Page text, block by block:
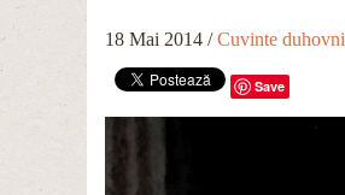
18 Mai 2014 /Cuvinte
Save